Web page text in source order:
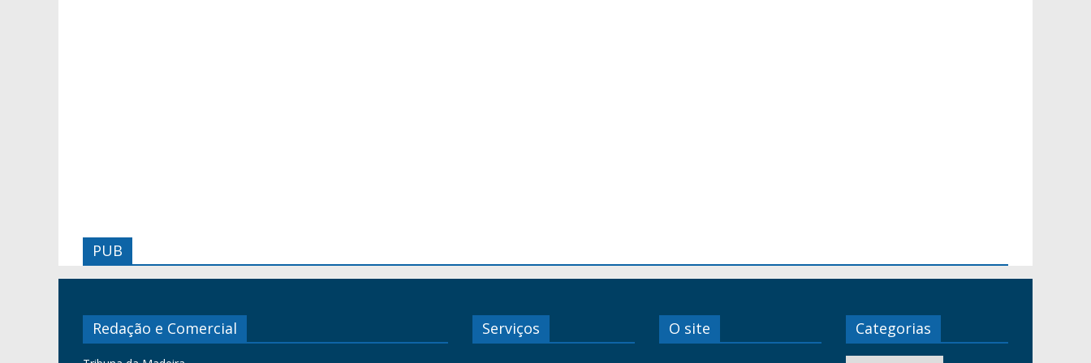
PUB
Redação e Comercial Serviços O site Categorias